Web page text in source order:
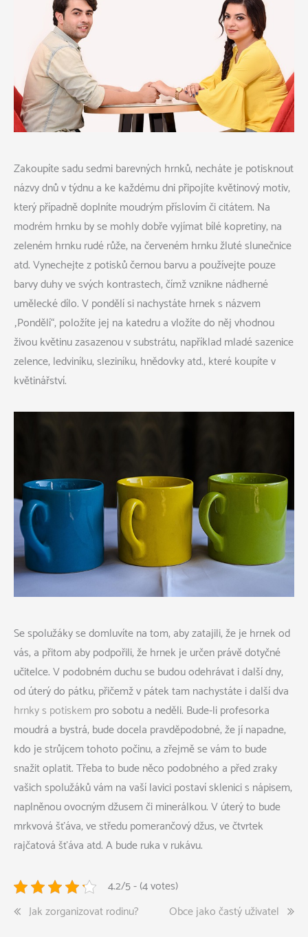
Zakoupíte sadu sedmi barevných hrnků, necháte je potisknout
názvy dnů v týdnu a ke každému dni připojíte květinový motiv,
který případně doplníte moudrým příslovím či citátem. Na
modrém hrnku by se mohly dobře vyjímat bílé kopretiny, na
zeleném hrnku rudé růže, na červeném hrnku žluté slunečnice
atd. Vynechejte z potisků černou barvu a používejte pouze
barvy duhy ve svých kontrastech, čímž vznikne nádherné
umělecké dílo.V pondělí si nachystáte hrnek s názvem
„Pondělí“, položíte jej na katedru a vložíte do něj vhodnou
živou květinu zasazenou v substrátu, například mladé sazenice
zelence, ledviníku, sleziníku, hnědovky atd., které koupíte v
květinářství.
Se spolužáky se domluvíte na tom, aby zatajili, že je hrnek od
vás, a přitom aby podpořili, že hrnek je určen právě dotyčné
učitelce. V podobném duchu se budou odehrávat i další dny,
od úterý do pátku, přičemž v pátek tam nachystáte i další dva
hrnky s potiskem pro sobotu a neděli. Bude-li profesorka
moudrá a bystrá, bude docela pravděpodobné, že jí napadne,
kdo je strůjcem tohoto počinu, a zřejmě se vám to bude
snažit oplatit. Třeba to bude něco podobného a před zraky
vašich spolužáků vám na vaší lavici postaví sklenici s nápisem,
naplněnou ovocným džusem či minerálkou. V úterý to bude
mrkvová šťáva, ve středu pomerančový džus, ve čtvrtek
rajčatová šťáva atd. A bude ruka v rukávu.
4.2/5 - (4 votes)
Navigace
Jak zorganizovat rodinu? Obce jako častý uživatel